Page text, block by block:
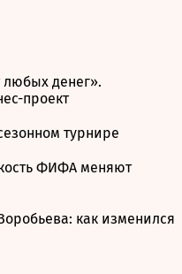
любых денег».
проект
турнире
ФИФА меняют
как изменился